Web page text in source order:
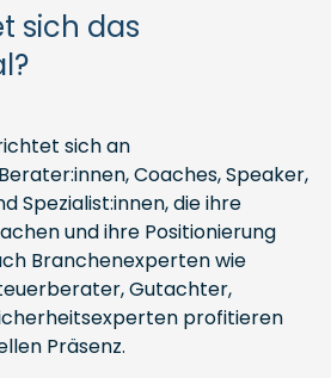
sich das
sich an
Coaches, Speaker,
Spezialist:innen, die ihre
und ihre Positionierung
Branchenexperten wie
Gutachter,
profitieren
Präsenz.